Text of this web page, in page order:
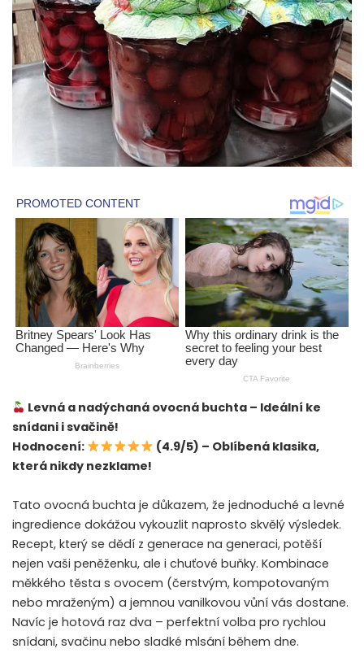
Levná a nadýchaná ovocná buchta – Ideální ke
snídani i svačině!
Hodnocení:
(4.9/5) – Oblíbená klasika,
která nikdy nezklame!
Tato ovocná buchta je důkazem, že jednoduché a levné
ingredience dokážou vykouzlit naprosto skvělý výsledek.
Recept, který se dědí z generace na generaci, potěší
nejen vaši peněženku, ale i chuťové buňky. Kombinace
měkkého těsta s ovocem (čerstvým, kompotovaným
nebo mraženým) a jemnou vanilkovou vůní vás dostane.
Navíc je hotová raz dva – perfektní volba pro rychlou
snídani, svačinu nebo sladké mlsání během dne.